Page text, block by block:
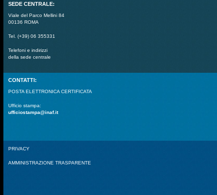
SEDE CENTRALE:
Viale del Parco Mellini 84
00136 ROMA
Tel. (+39) 06 355331
Telefoni e indirizzi
della sede centrale
CONTATTI:
POSTA ELETTRONICA CERTIFICATA
Ufficio stampa:
ufficiostampa@inaf.it
PRIVACY
AMMINISTRAZIONE TRASPARENTE